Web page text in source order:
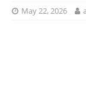
May 22, 2026